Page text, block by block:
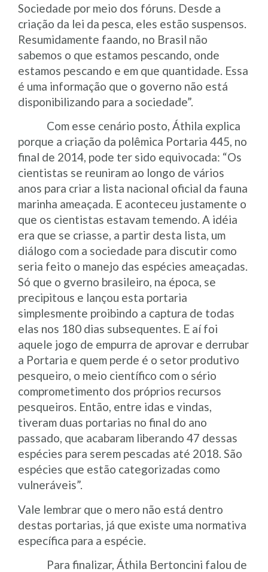
Sociedade por meio dos fóruns. Desde a
criação da lei da pesca, eles estão suspensos.
Resumidamente faando, no Brasil não
sabemos o que estamos pescando, onde
estamos pescando e em que quantidade. Essa
é uma informação que o governo não está
disponibilizando para a sociedade”.
Com esse cenário posto, Áthila explica
porque a criação da polêmica Portaria 445, no
final de 2014, pode ter sido equivocada: “Os
cientistas se reuniram ao longo de vários
anos para criar a lista nacional oficial da fauna
marinha ameaçada. E aconteceu justamente o
que os cientistas estavam temendo. A idéia
era que se criasse, a partir desta lista, um
diálogo com a sociedade para discutir como
seria feito o manejo das espécies ameaçadas.
Só que o gverno brasileiro, na época, se
precipitous e lançou esta portaria
simplesmente proibindo a captura de todas
elas nos 180 dias subsequentes. E aí foi
aquele jogo de empurra de aprovar e derrubar
a Portaria e quem perde é o setor produtivo
pesqueiro, o meio científico com o sério
comprometimento dos próprios recursos
pesqueiros. Então, entre idas e vindas,
tiveram duas portarias no final do ano
passado, que acabaram liberando 47 dessas
espécies para serem pescadas até 2018. São
espécies que estão categorizadas como
vulneráveis”.
Vale lembrar que o mero não está dentro
destas portarias, já que existe uma normativa
específica para a espécie.
Para finalizar, Áthila Bertoncini falou de